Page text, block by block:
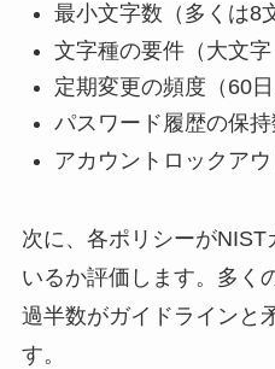
最小文字数（多くは8
文字種の要件（大文字
定期変更の頻度（60日
パスワード履歴の保持
アカウントロックア
次に、各ポリシーが
いるか評価します。多く
過半数がガイドラインと
す。